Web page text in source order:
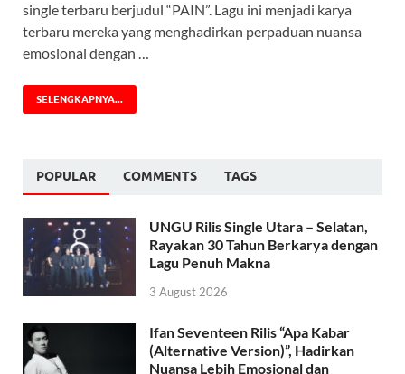
single terbaru berjudul “PAIN”. Lagu ini menjadi karya
terbaru mereka yang menghadirkan perpaduan nuansa
emosional dengan …
SELENGKAPNYA...
POPULAR COMMENTS TAGS
UNGU Rilis Single Utara – Selatan,
Rayakan 30 Tahun Berkarya dengan
Lagu Penuh Makna
3 August 2026
Ifan Seventeen Rilis “Apa Kabar
(Alternative Version)”, Hadirkan
Nuansa Lebih Emosional dan